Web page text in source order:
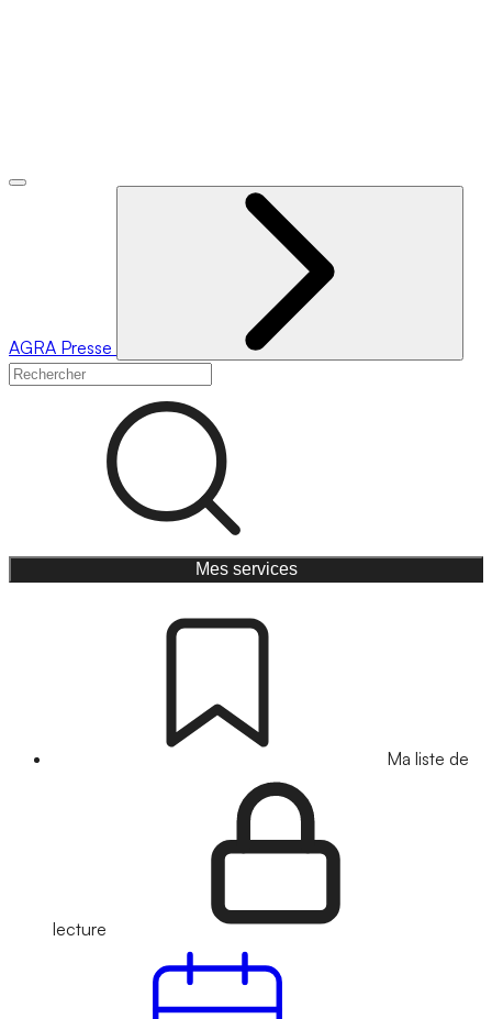
AGRA Presse
Mes services
Ma liste de
lecture